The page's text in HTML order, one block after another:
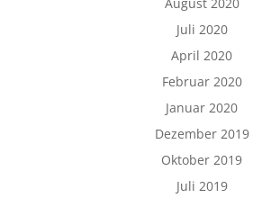
Juli 2020
April 2020
Februar 2020
Januar 2020
Dezember 2019
Oktober 2019
Juli 2019